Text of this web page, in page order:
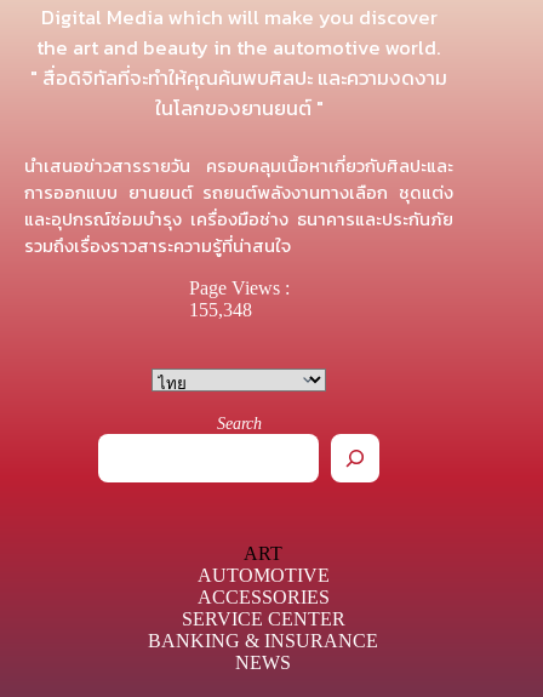
Digital Media which will make you discover
the art and beauty in the automotive world.
" สื่อดิจิทัลที่จะทำให้คุณค้นพบศิลปะ และความงดงาม
ในโลกของยานยนต์ "
นำเสนอข่าวสารรายวัน ครอบคลุมเนื้อหาเกี่ยวกับศิลปะและ
การออกแบบ ยานยนต์ รถยนต์พลังงานทางเลือก ชุดแต่ง
และอุปกรณ์ซ่อมบำรุง เครื่องมือช่าง ธนาคารและประกันภัย
รวมถึงเรื่องราวสาระความรู้ที่น่าสนใจ
Page Views :
155,348
Search
ART
AUTOMOTIVE
ACCESSORIES
SERVICE CENTER
BANKING & INSURANCE
NEWS